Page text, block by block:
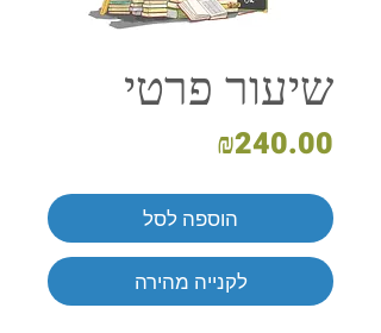
שיעור פרטי
₪240.00
הוספה לסל
לקנייה מהירה